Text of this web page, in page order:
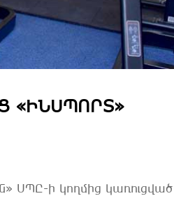
«ԻՆՍՊՈՐՏ»
ՍՊԸ-ի կողմից կառուցված